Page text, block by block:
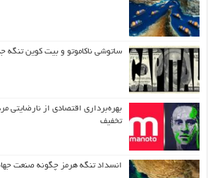
ساتوشی ناکاموتو و بیت کوین تنگه
بهره‌برداری اقتصادی از نارضایتی
تخفیف
انسداد تنگه هرمز چگونه صنعت